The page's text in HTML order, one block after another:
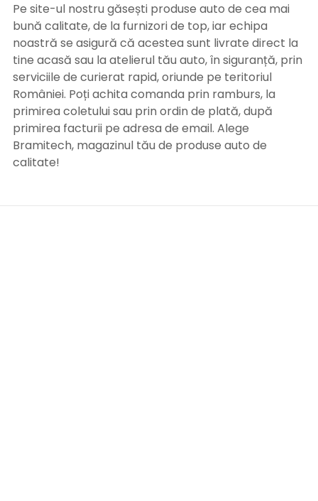
Pe site-ul nostru găsești produse auto de cea mai
bună calitate, de la furnizori de top, iar echipa
noastră se asigură că acestea sunt livrate direct la
tine acasă sau la atelierul tău auto, în siguranță, prin
serviciile de curierat rapid, oriunde pe teritoriul
României. Poți achita comanda prin ramburs, la
primirea coletului sau prin ordin de plată, după
primirea facturii pe adresa de email. Alege
Bramitech, magazinul tău de produse auto de
calitate!